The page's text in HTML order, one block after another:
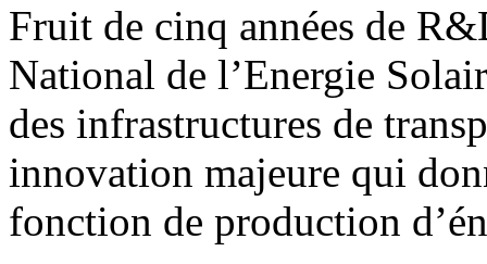
Fruit de cinq années de
National de l’Energie
des infrastructures de
innovation majeure qui
fonction de production